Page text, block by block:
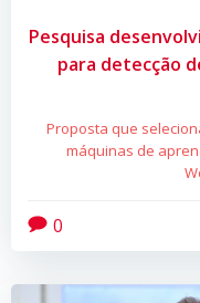
Pesquisa
para detecção
Proposta que
máquinas de
0